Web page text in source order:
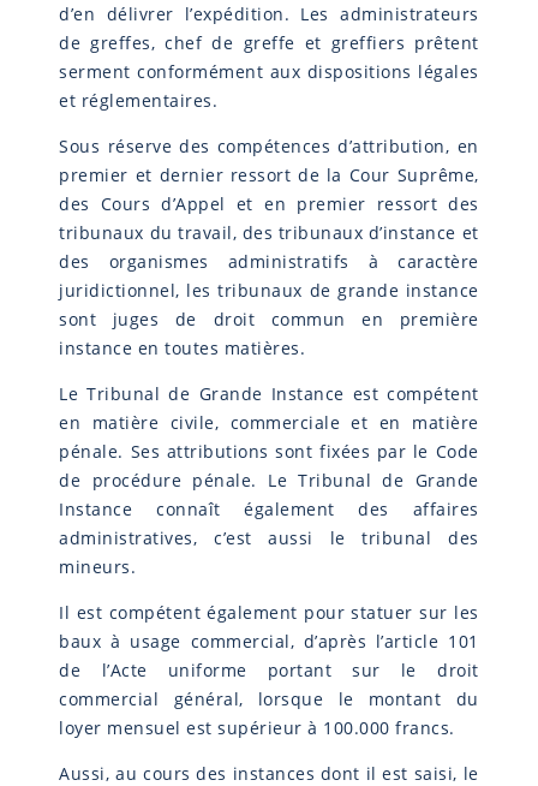
d’en délivrer l’expédition. Les administrateurs
de greffes, chef de greffe et greffiers prêtent
serment conformément aux dispositions légales
et réglementaires.
Sous réserve des compétences d’attribution, en
premier et dernier ressort de la Cour Suprême,
des Cours d’Appel et en premier ressort des
tribunaux du travail, des tribunaux d’instance et
des organismes administratifs à caractère
juridictionnel, les tribunaux de grande instance
sont juges de droit commun en première
instance en toutes matières.
Le Tribunal de Grande Instance est compétent
en matière civile, commerciale et en matière
pénale. Ses attributions sont fixées par le Code
de procédure pénale. Le Tribunal de Grande
Instance connaît également des affaires
administratives, c’est aussi le tribunal des
mineurs.
Il est compétent également pour statuer sur les
baux à usage commercial, d’après l’article 101
de l’Acte uniforme portant sur le droit
commercial général, lorsque le montant du
loyer mensuel est supérieur à 100.000 francs.
Aussi, au cours des instances dont il est saisi, le